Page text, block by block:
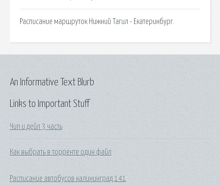
Расписание маршруток Нижний Тагил - Екатеринбург.
Links to Important Stuff
Чип и дейл 3 часть
Как выбрать в торренте один файл
Расписание автобусов калининград 141
An Informative Text Blurb